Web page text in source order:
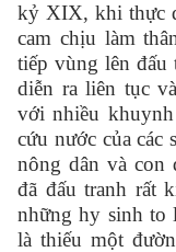
kỷ XIX, khi thực
cam chịu làm
tiếp vùng lên đấu
diễn ra liên tục
với nhiều
cứu nước của các
nông dân và con
đã đấu tranh rất
những hy sinh to
là thiếu một